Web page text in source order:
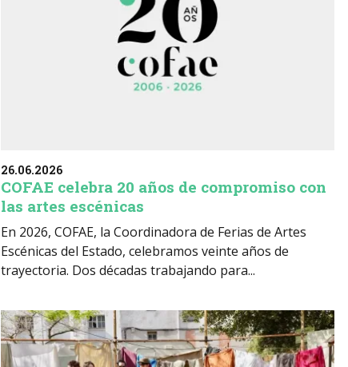
26.06.2026
COFAE celebra 20 años de compromiso con
las artes escénicas
En 2026, COFAE, la Coordinadora de Ferias de Artes
Escénicas del Estado, celebramos veinte años de
trayectoria. Dos décadas trabajando para...